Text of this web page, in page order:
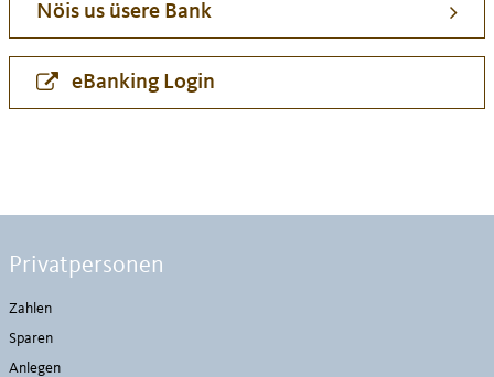
Nöis us üsere Bank
eBanking Login
Privatpersonen
Zahlen
Sparen
Anlegen